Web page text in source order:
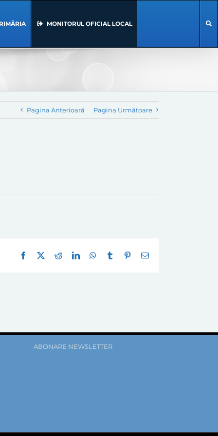
MONITORUL OFICIAL LOCAL
Pagina Anterioară Pagina Următoare
Facebook RedditLinkedInWhatsApp
Tumblr Pinterest
E-
ABONARE NEWSLETTER